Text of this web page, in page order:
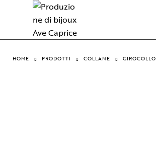
HOME PRODOTTI COLLANE GIROCOLLO